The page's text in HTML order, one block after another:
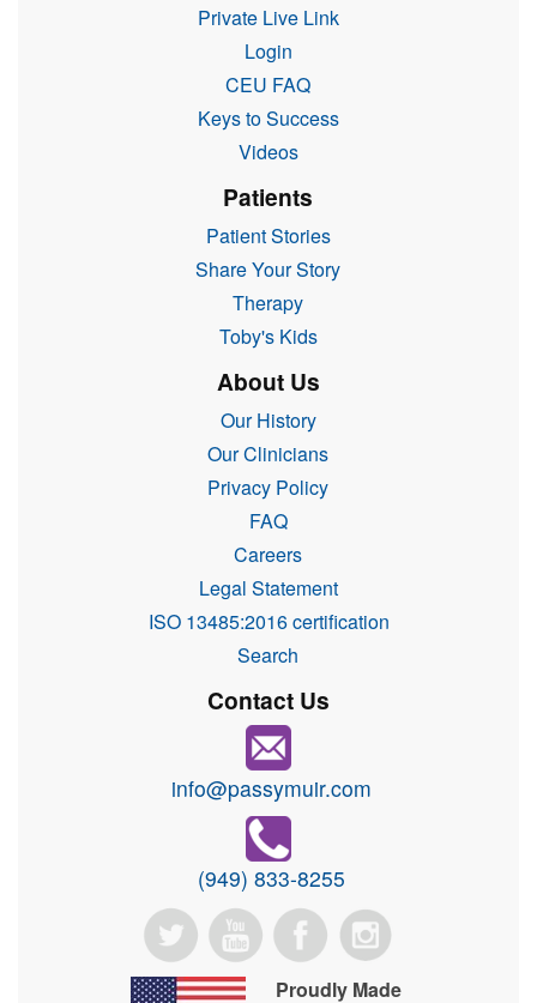
Private Live Link
Login
CEU FAQ
Keys to Success
Videos
Patients
Patient Stories
Share Your Story
Therapy
Toby's Kids
About Us
Our History
Our Clinicians
Privacy Policy
FAQ
Careers
Legal Statement
ISO 13485:2016 certification
Search
Contact Us
info@passymuir.com
(949) 833-8255
Proudly Made